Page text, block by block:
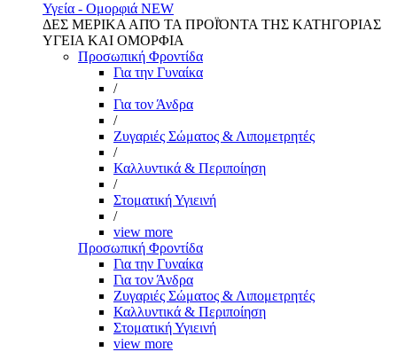
Υγεία - Ομορφιά NEW
ΔΕΣ ΜΕΡΙΚΑ ΑΠΌ ΤΑ ΠΡΟΪΌΝΤΑ ΤΗΣ ΚΑΤΗΓΟΡΙΑΣ
ΥΓΕΙΑ ΚΑΙ ΟΜΟΡΦΙΑ
Προσωπική Φροντίδα
Για την Γυναίκα
/
Για τον Άνδρα
/
Ζυγαριές Σώματος & Λιπομετρητές
/
Καλλυντικά & Περιποίηση
/
Στοματική Υγιεινή
/
view more
Προσωπική Φροντίδα
Για την Γυναίκα
Για τον Άνδρα
Ζυγαριές Σώματος & Λιπομετρητές
Καλλυντικά & Περιποίηση
Στοματική Υγιεινή
view more